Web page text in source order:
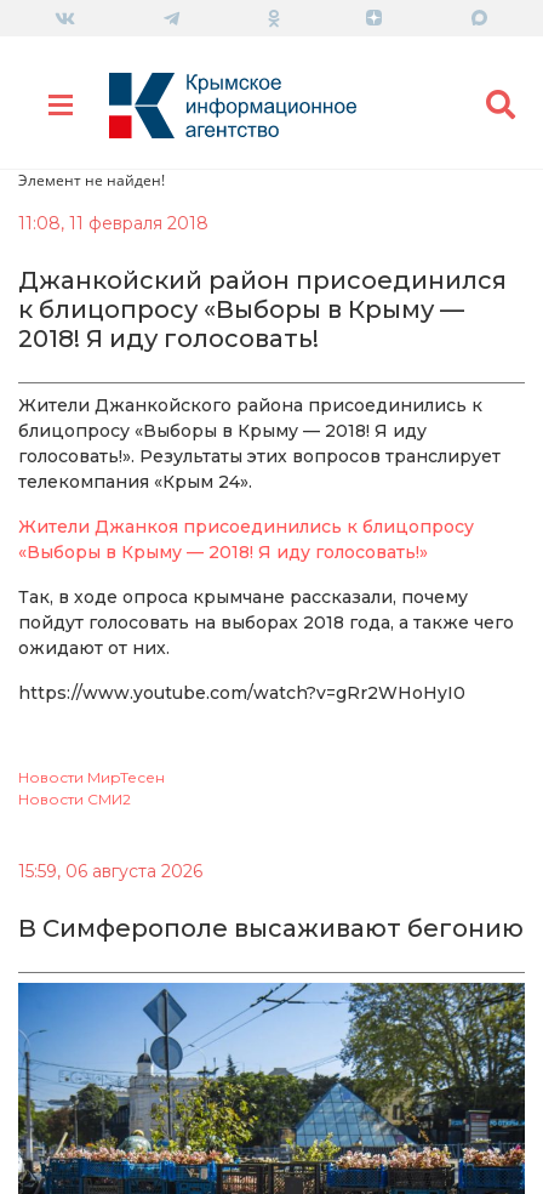
Элемент не найден!
11:08, 11 февраля 2018
Джанкойский район присоединился
к блицопросу «Выборы в Крыму —
2018! Я иду голосовать!
Жители Джанкойского района присоединились к
блицопросу «Выборы в Крыму — 2018! Я иду
голосовать!». Результаты этих вопросов транслирует
телекомпания «Крым 24».
Жители Джанкоя присоединились к блицопросу
«Выборы в Крыму — 2018! Я иду голосовать!»
Так, в ходе опроса крымчане рассказали, почему
пойдут голосовать на выборах 2018 года, а также чего
ожидают от них.
https://www.youtube.com/watch?v=gRr2WHoHyI0
Новости МирТесен
Новости СМИ2
15:59, 06 августа 2026
В Симферополе высаживают бегонию